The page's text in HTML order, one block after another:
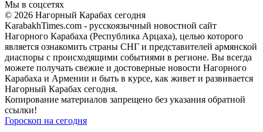
Мы в соцсетях
© 2026 Нагорный Карабах сегодня
KarabakhTimes.com - русскоязычный новостной сайт
Нагорного Карабаха (Республика Арцаха), целью которого
является ознакомить страны СНГ и представителей армянской
диаспоры с происходящими событиями в регионе. Вы всегда
можете получать свежие и достоверные новости Нагорного
Карабаха и Армении и быть в курсе, как живет и развивается
Нагорный Карабах сегодня.
Копирование материалов запрещено без указания обратной
ссылки!
Гороскоп на сегодня